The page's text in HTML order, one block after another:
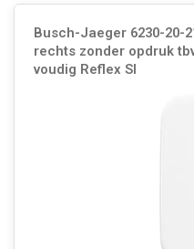
Busch-Jaeger 6230-20-
rechts zonder opdruk
voudig Reflex SI